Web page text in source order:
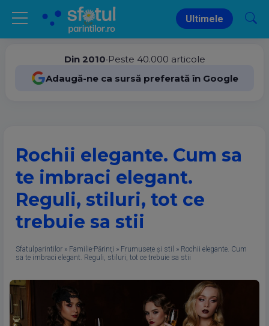
Ultimele
Din 2010•Peste 40.000 articole
Adaugă-ne ca sursă preferată în Google
Rochii elegante. Cum sa
te imbraci elegant.
Reguli, stiluri, tot ce
trebuie sa stii
Sfatulparintilor » Familie-Părinţi » Frumusețe și stil » Rochii elegante. Cum
sa te imbraci elegant. Reguli, stiluri, tot ce trebuie sa stii